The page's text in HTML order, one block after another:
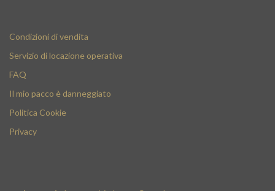
Condizioni di vendita
Servizio di locazione operativa
FAQ
Il mio pacco è danneggiato
Politica Cookie
Privacy